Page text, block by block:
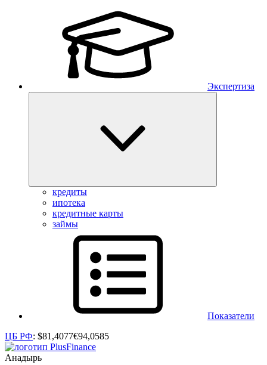
Экспертиза
кредиты
ипотека
кредитные карты
займы
Показатели
ЦБ РФ: $81,4077€94,0585
Анадырь